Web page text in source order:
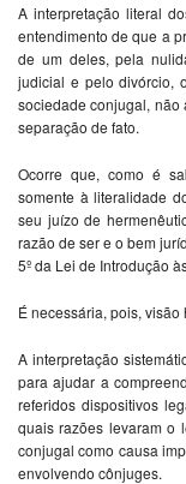
A interpretação literal
entendimento de que a
de um deles, pela
judicial e pelo divórcio,
sociedade conjugal, não
separação de fato.
Ocorre que, como é
somente à literalidade
seu juízo de
razão de ser e o bem
5º da Lei de Introdução
É necessária, pois, visão
A interpretação
para ajudar a
referidos dispositivos
quais razões levaram o
conjugal como causa
envolvendo cônjuges.